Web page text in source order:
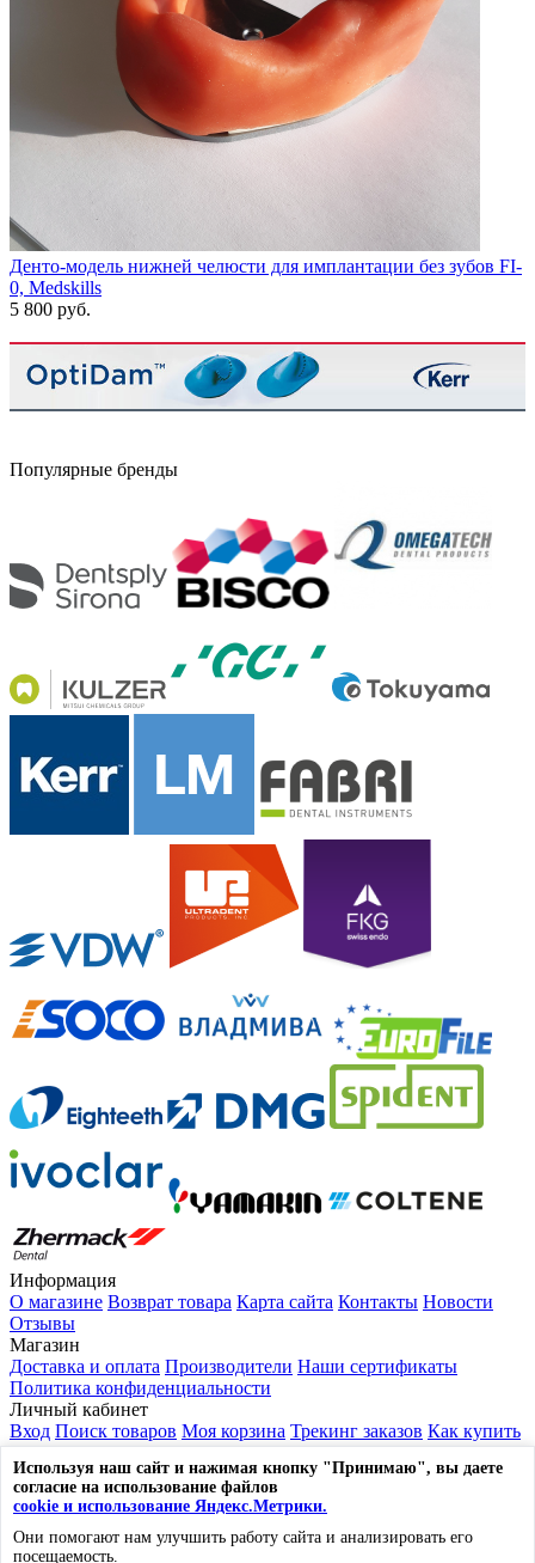
Денто-модель нижней челюсти для имплантации без зубов FI-
0, Medskills
5 800 руб.
Популярные бренды
Информация
О магазине Возврат товара Карта сайта Контакты Новости
Отзывы
Магазин
Доставка и оплата Производители Наши сертификаты
Политика конфиденциальности
Личный кабинет
Вход Поиск товаров Моя корзина Трекинг заказов Как купить
Выйти из системы
Контакты
117105, г. Москва, ул. Нагорный проезд, д.7, стр. 1
☎8 (800) 600-53-96
✉mail@lavka-dantista.ru
Используя наш сайт и нажимая кнопку "Принимаю", вы даете
согласие на использование файлов
cookie и использование Яндекс.Метрики.
Они помогают нам улучшить работу сайта и анализировать его
посещаемость.